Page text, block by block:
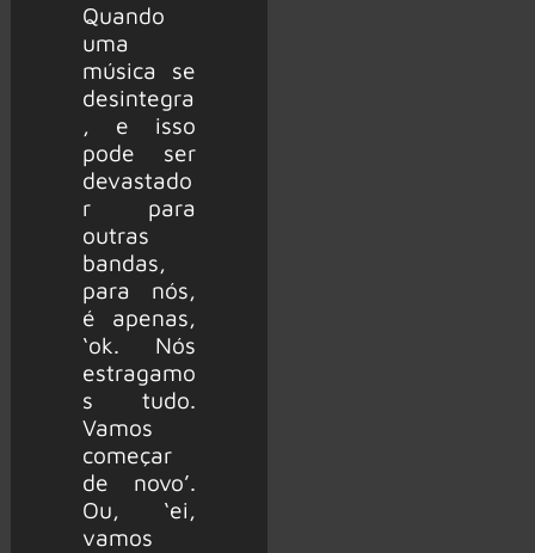
Quando
uma
música se
desintegra
, e isso
pode ser
devastado
r para
outras
bandas,
para nós,
é apenas,
‘ok. Nós
estragamo
s tudo.
Vamos
começar
de novo’.
Ou, ‘ei,
vamos